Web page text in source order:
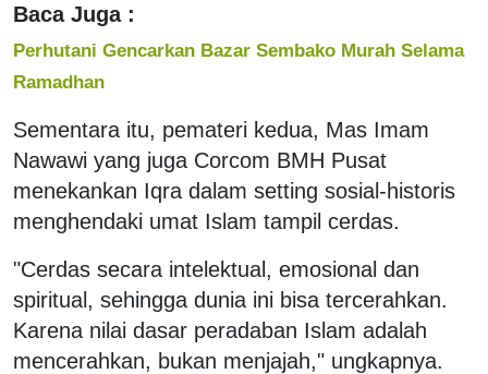
Baca Juga :
Perhutani Gencarkan Bazar Sembako Murah Selama
Ramadhan
Sementara itu, pemateri kedua, Mas Imam
Nawawi yang juga Corcom BMH Pusat
menekankan Iqra dalam setting sosial-historis
menghendaki umat Islam tampil cerdas.
"Cerdas secara intelektual, emosional dan
spiritual, sehingga dunia ini bisa tercerahkan.
Karena nilai dasar peradaban Islam adalah
mencerahkan, bukan menjajah," ungkapnya.